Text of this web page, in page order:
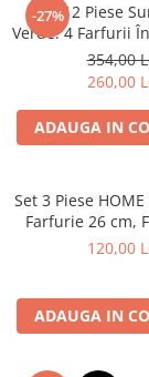
-27%
Set 12 Piese
Verde: 4 Farfurii
4 Farfurii Desert
Boluri 21cm/
354,00
260,00
ADAUGA IN
Set 3 Piese
Farfurie 26 cm,
cm, Bol 16 cm
120,00
ADAUGA IN